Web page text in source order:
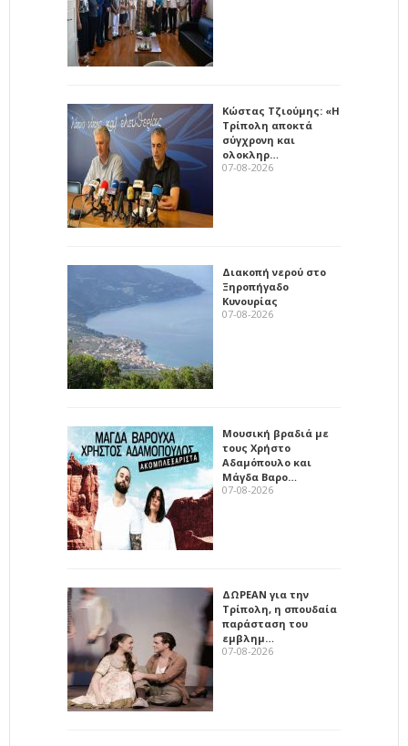
Κώστας Τζιούμης: «Η
Τρίπολη αποκτά
σύγχρονη και
ολοκληρ…
07-08-2026
Διακοπή νερού στο
Ξηροπήγαδο
Κυνουρίας
07-08-2026
Μουσική βραδιά με
τους Χρήστο
Αδαμόπουλο και
Μάγδα Βαρο…
07-08-2026
ΔΩΡΕΑΝ για την
Τρίπολη, η σπουδαία
παράσταση του
εμβλημ…
07-08-2026